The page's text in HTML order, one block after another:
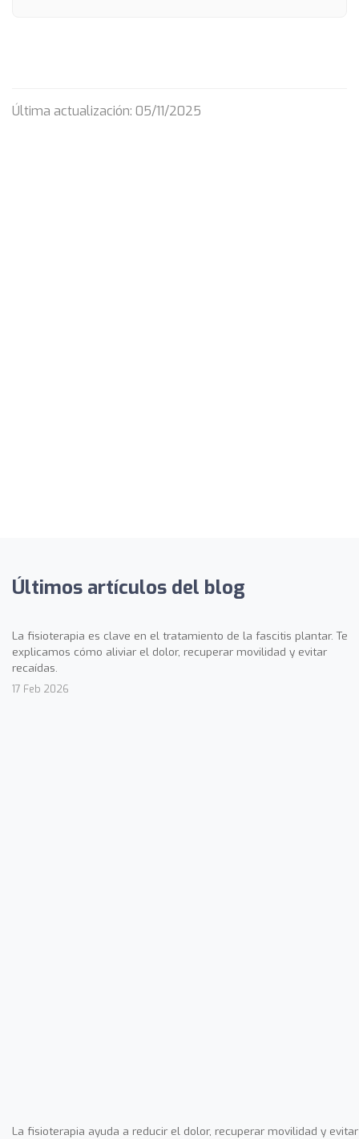
Última actualización: 05/11/2025
Últimos artículos del blog
La fisioterapia es clave en el tratamiento de la fascitis plantar. Te
explicamos cómo aliviar el dolor, recuperar movilidad y evitar
recaídas.
17 Feb 2026
La fisioterapia ayuda a reducir el dolor, recuperar movilidad y evitar